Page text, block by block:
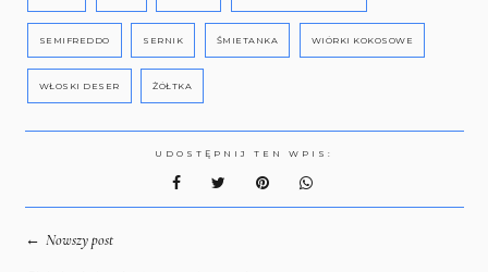
SEMIFREDDO SERNIK ŚMIETANKA WIÓRKI KOKOSOWE
WŁOSKI DESER ŻÓŁTKA
UDOSTĘPNIJ TEN WPIS:
← Nowszy post